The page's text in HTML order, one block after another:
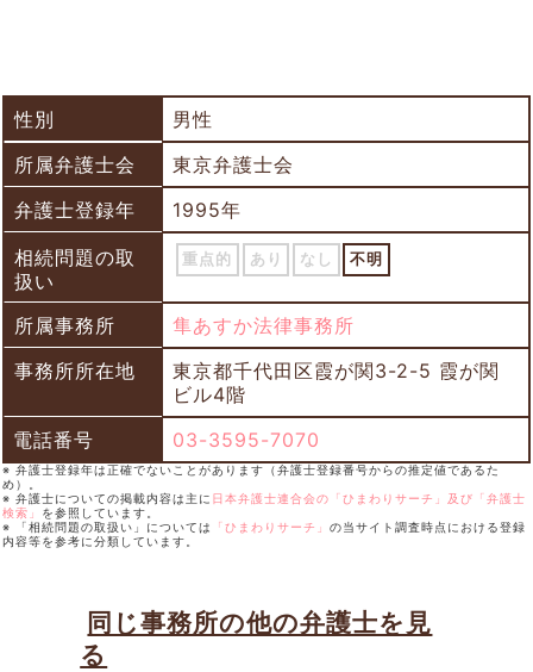
性別
男性
所属弁護士会
東京弁護士会
弁護士登録年
1995年
相続問題の取
扱い
重点的 あり なし 不明
所属事務所
隼あすか法律事務所
事務所所在地
東京都千代田区霞が関3-2-5 霞が関
ビル4階
電話番号
03-3595-7070
※ 弁護士登録年は正確でないことがあります（弁護士登録番号からの推定値であるた
め）。
※ 弁護士についての掲載内容は主に 日本弁護士連合会の「ひまわりサーチ」及び「弁護士
検索」 を参照しています。
※ 「相続問題の取扱い」については
「ひまわりサーチ」 の当サイト調査時点における登録
内容等を参考に分類しています。
同じ事務所の他の弁護士を見
る